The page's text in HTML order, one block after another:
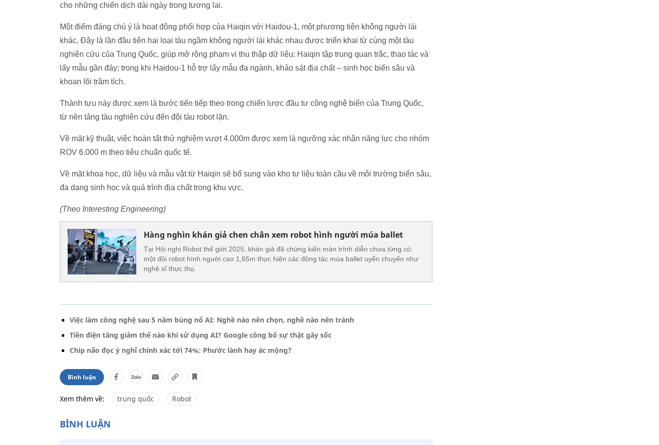
cho những chiến dịch dài ngày trong tương lai.
Một điểm đáng chú ý là hoạt động phối hợp của Haiqin với Haidou-1, một phương tiện không người lái
khác. Đây là lần đầu tiên hai loại tàu ngầm không người lái khác nhau được triển khai từ cùng một tàu
nghiên cứu của Trung Quốc, giúp mở rộng phạm vi thu thập dữ liệu: Haiqin tập trung quan trắc, thao tác và
lấy mẫu gần đáy; trong khi Haidou-1 hỗ trợ lấy mẫu đa ngành, khảo sát địa chất – sinh học biển sâu và
khoan lõi trầm tích.
Thành tựu này được xem là bước tiến tiếp theo trong chiến lược đầu tư công nghệ biển của Trung Quốc,
từ nền tảng tàu nghiên cứu đến đội tàu robot lặn.
Về mặt kỹ thuật, việc hoàn tất thử nghiệm vượt 4.000m được xem là ngưỡng xác nhận năng lực cho nhóm
ROV 6.000 m theo tiêu chuẩn quốc tế.
Về mặt khoa học, dữ liệu và mẫu vật từ Haiqin sẽ bổ sung vào kho tư liệu toàn cầu về môi trường biển sâu,
đa dạng sinh học và quá trình địa chất trong khu vực.
(Theo Interesting Engineering)
Hàng nghìn khán giả chen chân xem robot hình người múa ballet
Tại Hội nghị Robot thế giới 2025, khán giả đã chứng kiến màn trình diễn chưa từng có:
một đội robot hình người cao 1,65m thực hiện các động tác múa ballet uyển chuyển như
nghệ sĩ thực thụ.
Việc làm công nghệ sau 5 năm bùng nổ AI: Nghề nào nên chọn, nghề nào nên tránh
Tiền điện tăng giảm thế nào khi sử dụng AI? Google công bố sự thật gây sốc
Chip não đọc ý nghĩ chính xác tới 74%: Phước lành hay ác mộng?
Bình luận
Xem thêm về: trung quốc Robot